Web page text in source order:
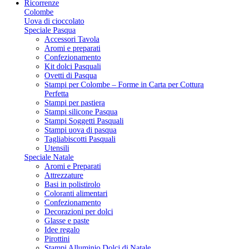
Ricorrenze
Colombe
Uova di cioccolato
Speciale Pasqua
Accessori Tavola
Aromi e preparati
Confezionamento
Kit dolci Pasquali
Ovetti di Pasqua
Stampi per Colombe – Forme in Carta per Cottura
Perfetta
Stampi per pastiera
Stampi silicone Pasqua
Stampi Soggetti Pasquali
Stampi uova di pasqua
Tagliabiscotti Pasquali
Utensili
Speciale Natale
Aromi e Preparati
Attrezzature
Basi in polistirolo
Coloranti alimentari
Confezionamento
Decorazioni per dolci
Glasse e paste
Idee regalo
Pirottini